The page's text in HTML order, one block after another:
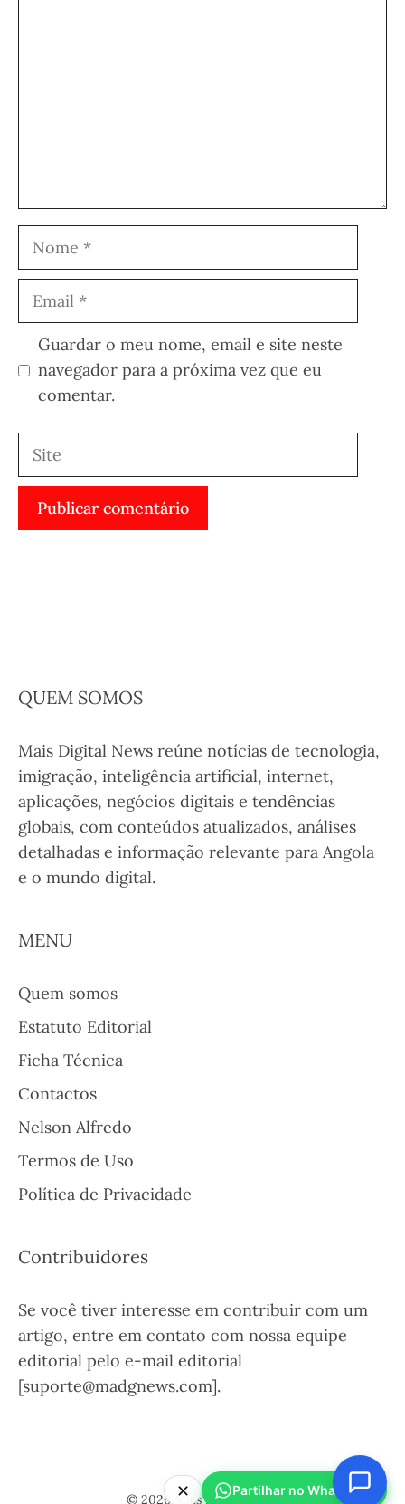
Nome
Email
Guardar o meu nome, email e site neste
navegador para a próxima vez que eu
comentar.
Site
QUEM SOMOS
Mais Digital News reúne notícias de tecnologia,
imigração, inteligência artificial, internet,
aplicações, negócios digitais e tendências
globais, com conteúdos atualizados, análises
detalhadas e informação relevante para Angola
e o mundo digital.
MENU
Quem somos
Estatuto Editorial
Ficha Técnica
Contactos
Nelson Alfredo
Termos de Uso
Política de Privacidade
Contribuidores
Se você tiver interesse em contribuir com um
artigo, entre em contato com nossa equipe
editorial pelo e-mail editorial
[suporte@madgnews.com].
© 2026 Mais Digital News
✕ Partilhar no WhatsApp